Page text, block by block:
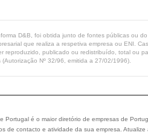
D&B, foi obtida junto de fontes públicas ou
que realiza a respetiva empresa ou ENI.
publicado ou redistribuído, total ou
Nº 32/96, emitida a 27/02/1996).
Portugal é o maior diretório de empresas de
de contacto e atividade da sua empresa.